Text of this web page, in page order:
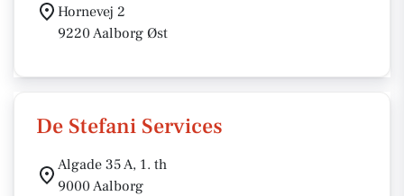
Hornevej 2
9220 Aalborg Øst
De Stefani Services
Algade 35 A, 1. th
9000 Aalborg